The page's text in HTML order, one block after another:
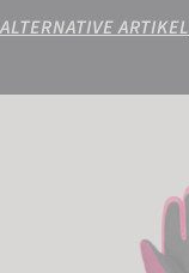
ALTERNATIVE ARTIKEL